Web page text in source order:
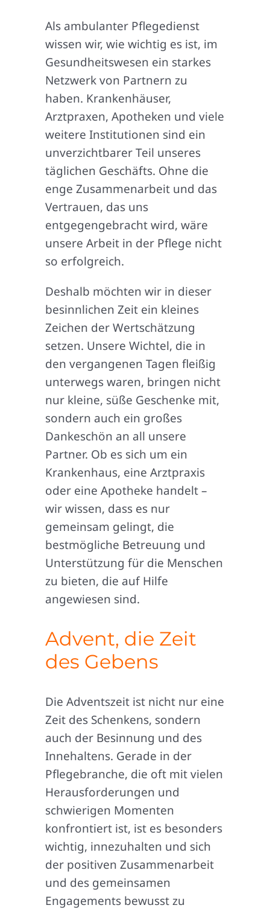
Als ambulanter Pflegedienst
wissen wir, wie wichtig es ist, im
Gesundheitswesen ein starkes
Netzwerk von Partnern zu
haben. Krankenhäuser,
Arztpraxen, Apotheken und viele
weitere Institutionen sind ein
unverzichtbarer Teil unseres
täglichen Geschäfts. Ohne die
enge Zusammenarbeit und das
Vertrauen, das uns
entgegengebracht wird, wäre
unsere Arbeit in der Pflege nicht
so erfolgreich.
Deshalb möchten wir in dieser
besinnlichen Zeit ein kleines
Zeichen der Wertschätzung
setzen. Unsere Wichtel, die in
den vergangenen Tagen fleißig
unterwegs waren, bringen nicht
nur kleine, süße Geschenke mit,
sondern auch ein großes
Dankeschön an all unsere
Partner. Ob es sich um ein
Krankenhaus, eine Arztpraxis
oder eine Apotheke handelt –
wir wissen, dass es nur
gemeinsam gelingt, die
bestmögliche Betreuung und
Unterstützung für die Menschen
zu bieten, die auf Hilfe
angewiesen sind.
Advent, die Zeit
des Gebens
Die Adventszeit ist nicht nur eine
Zeit des Schenkens, sondern
auch der Besinnung und des
Innehaltens. Gerade in der
Pflegebranche, die oft mit vielen
Herausforderungen und
schwierigen Momenten
konfrontiert ist, ist es besonders
wichtig, innezuhalten und sich
der positiven Zusammenarbeit
und des gemeinsamen
Engagements bewusst zu